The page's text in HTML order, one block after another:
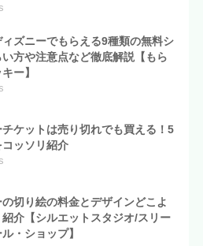
ィズニーでもらえる9種類の無料シ
方や注意点など徹底解説【もら
ー】
ケットは売り切れでも買える！5
ッソリ紹介
切り絵の料金とデザインどこよ
紹介【シルエットスタジオ/スリー
・ショップ】